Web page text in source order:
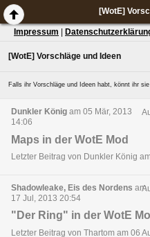
[WotE]
Impressum
[WotE] Vorschläge und Ideen
Falls ihr Vorschläge und Ideen habt, könnt ihr
Dunkler König am 05 Mär, 2013
14:06
Maps in der WotE Mod
Letzter Beitrag von Dunkler König
Shadowleake, Eis des Nordens am
17 Jul, 2013 20:54
"Der Ring" in der WotE
Letzter Beitrag von Thartom am 06